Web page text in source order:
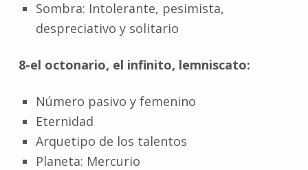
Sombra: Intolerante, pesimista,
despreciativo y solitario
8-el octonario, el infinito, lemniscato:
Número pasivo y femenino
Eternidad
Arquetipo de los talentos
Planeta: Mercurio